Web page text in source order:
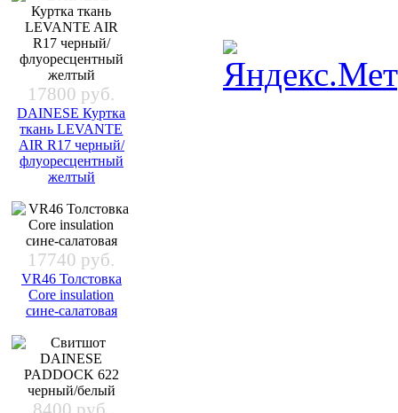
17800 руб.
DAINESE Куртка
ткань LEVANTE
AIR R17 черный/
флуоресцентный
желтый
17740 руб.
VR46 Толстовка
Core insulation
сине-салатовая